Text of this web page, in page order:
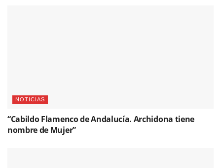
NOTICIAS
“Cabildo Flamenco de Andalucía. Archidona tiene
nombre de Mujer”